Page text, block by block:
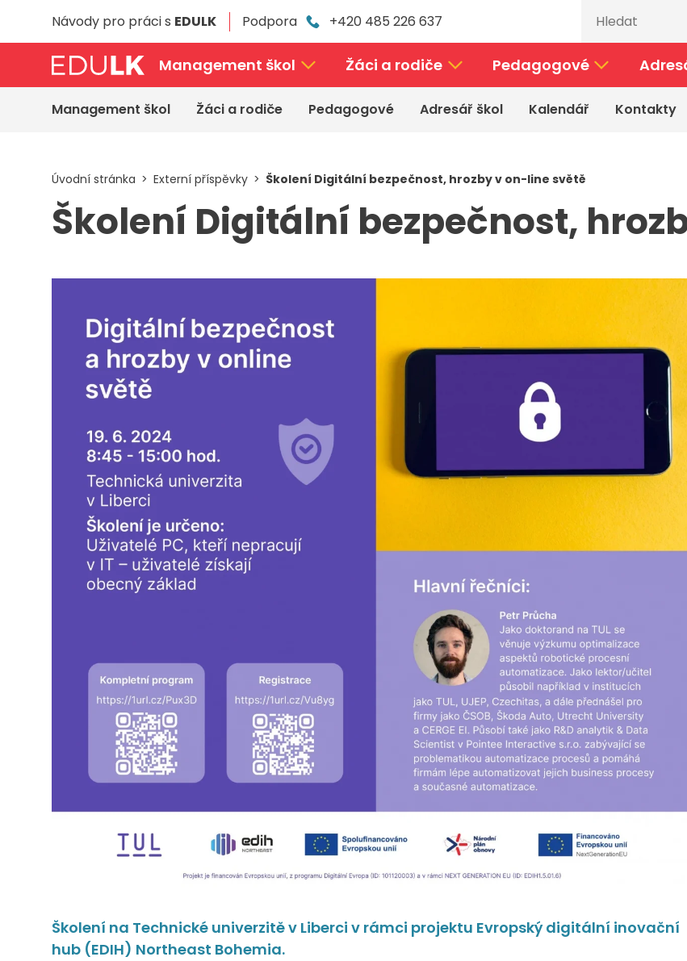
Návody pro práci s EDULK Podpora +420 485 226 637
Management škol Žáci a rodiče Pedagogové
Management škol Žáci a rodiče Pedagogové Adresář škol Kalendář Kontakty
Úvodní stránka Externí příspěvky Školení Digitální bezpečnost, hrozby v on-line světě
Školení Digitální bezpečnost,
Školení na Technické univerzitě v Liberci v rámci projektu Evropský digitální inovační
hub (EDIH) Northeast Bohemia.